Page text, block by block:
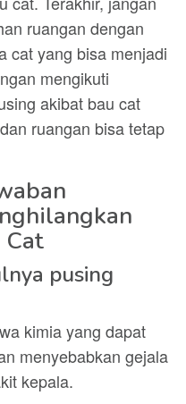
ruangan dengan
cat yang bisa menjadi
mengikuti
akibat bau cat
ruangan bisa tetap
Cat
pusing
kimia yang dapat
menyebabkan gejala
kepala.